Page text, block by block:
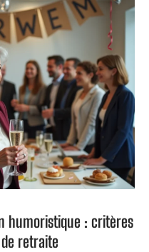
humoristique : critères
retraite